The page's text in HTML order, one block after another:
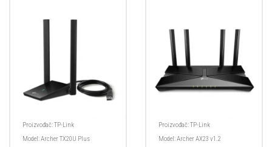
Proizvođač:TP-Link
Model:Archer TX20U Plus
Proizvođač:TP-Link
Model:Archer AX23 v1.2